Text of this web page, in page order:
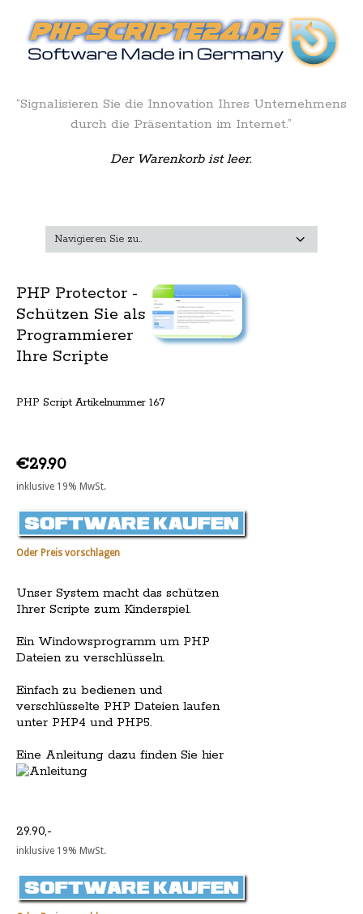
“Signalisieren Sie die Innovation Ihres Unternehmens
durch die Präsentation im Internet.”
Der Warenkorb ist leer.
PHP Protector -
Schützen Sie als
Programmierer
Ihre Scripte
PHP Script Artikelnummer 167
€29.90
inklusive 19% MwSt.
Oder Preis vorschlagen
Unser System macht das schützen
Ihrer Scripte zum Kinderspiel.
Ein Windowsprogramm um PHP
Dateien zu verschlüsseln.
Einfach zu bedienen und
verschlüsselte PHP Dateien laufen
unter PHP4 und PHP5.
Eine Anleitung dazu finden Sie hier
29.90,-
inklusive 19% MwSt.